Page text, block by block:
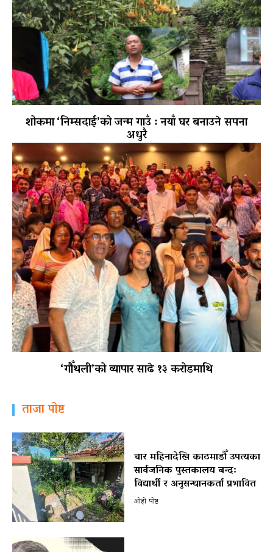
शोकमा ‘निम्सदाई’को जन्म गाउँ : नयाँ घर बनाउने सपना
अधुरै
‘गौँथली’को व्यापार साढे १३ करोडमाथि
ताजा पोष्ट
चार महिनादेखि काठमाडौँ उपत्यका
सार्वजनिक पुस्तकालय बन्द:
विद्यार्थी र अनुसन्धानकर्ता प्रभावित
ओहो पोष्ट